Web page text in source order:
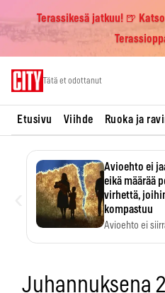
Terassikesä jatkuu! 🍺
Tätä et odottanut
Etusivu Viihde Ruoka ja
Avioehto ei
eikä määrää
virhettä,
kompastuu
Avioehto ei
Juhannuksena